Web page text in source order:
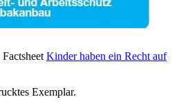
Kinder haben ein Recht auf
Exemplar.